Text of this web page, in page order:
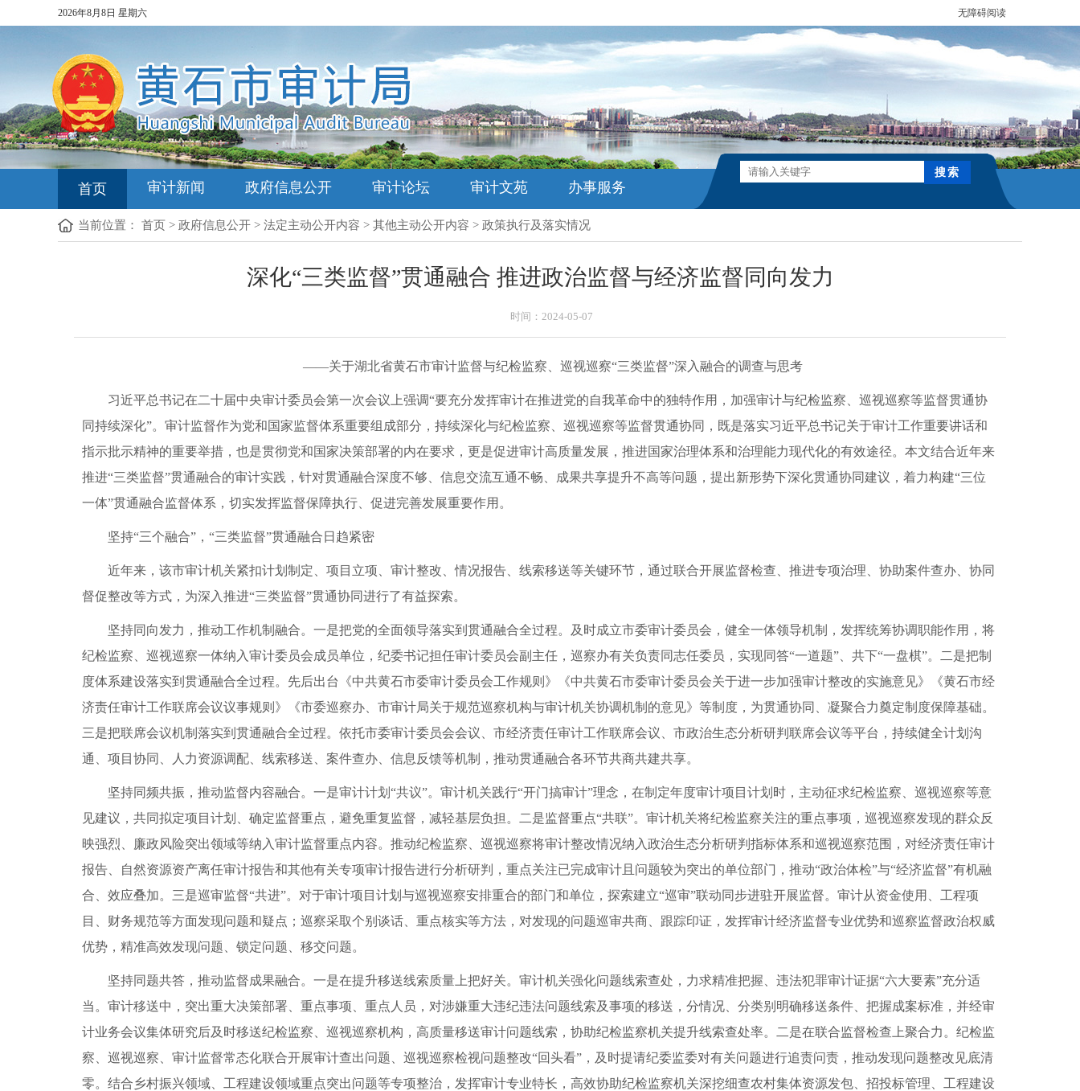
2026年8月8日 星期六 无障碍阅读
首页 审计新闻 政府信息公开 审计论坛 审计文苑 办事服务
当前位置： 首页 > 政府信息公开 > 法定主动公开内容 > 其他主动公开内容 > 政策执行及落实情况
深化“三类监督”贯通融合 推进政治监督与经济监督同向发力
时间：2024-05-07
——关于湖北省黄石市审计监督与纪检监察、巡视巡察“三类监督”深入融合的调查与思考
习近平总书记在二十届中央审计委员会第一次会议上强调“要充分发挥审计在推进党的自我革命中的独特作用，加强审计与纪检监察、巡视巡察等监督贯通协
同持续深化”。审计监督作为党和国家监督体系重要组成部分，持续深化与纪检监察、巡视巡察等监督贯通协同，既是落实习近平总书记关于审计工作重要讲话和
指示批示精神的重要举措，也是贯彻党和国家决策部署的内在要求，更是促进审计高质量发展，推进国家治理体系和治理能力现代化的有效途径。本文结合近年来
推进“三类监督”贯通融合的审计实践，针对贯通融合深度不够、信息交流互通不畅、成果共享提升不高等问题，提出新形势下深化贯通协同建议，着力构建“三位
一体”贯通融合监督体系，切实发挥监督保障执行、促进完善发展重要作用。
坚持“三个融合”，“三类监督”贯通融合日趋紧密
近年来，该市审计机关紧扣计划制定、项目立项、审计整改、情况报告、线索移送等关键环节，通过联合开展监督检查、推进专项治理、协助案件查办、协同
督促整改等方式，为深入推进“三类监督”贯通协同进行了有益探索。
坚持同向发力，推动工作机制融合。一是把党的全面领导落实到贯通融合全过程。及时成立市委审计委员会，健全一体领导机制，发挥统筹协调职能作用，将
纪检监察、巡视巡察一体纳入审计委员会成员单位，纪委书记担任审计委员会副主任，巡察办有关负责同志任委员，实现同答“一道题”、共下“一盘棋”。二是把制
度体系建设落实到贯通融合全过程。先后出台《中共黄石市委审计委员会工作规则》《中共黄石市委审计委员会关于进一步加强审计整改的实施意见》《黄石市经
济责任审计工作联席会议议事规则》《市委巡察办、市审计局关于规范巡察机构与审计机关协调机制的意见》等制度，为贯通协同、凝聚合力奠定制度保障基础。
三是把联席会议机制落实到贯通融合全过程。依托市委审计委员会会议、市经济责任审计工作联席会议、市政治生态分析研判联席会议等平台，持续健全计划沟
通、项目协同、人力资源调配、线索移送、案件查办、信息反馈等机制，推动贯通融合各环节共商共建共享。
坚持同频共振，推动监督内容融合。一是审计计划“共议”。审计机关践行“开门搞审计”理念，在制定年度审计项目计划时，主动征求纪检监察、巡视巡察等意
见建议，共同拟定项目计划、确定监督重点，避免重复监督，减轻基层负担。二是监督重点“共联”。审计机关将纪检监察关注的重点事项，巡视巡察发现的群众反
映强烈、廉政风险突出领域等纳入审计监督重点内容。推动纪检监察、巡视巡察将审计整改情况纳入政治生态分析研判指标体系和巡视巡察范围，对经济责任审计
报告、自然资源资产离任审计报告和其他有关专项审计报告进行分析研判，重点关注已完成审计且问题较为突出的单位部门，推动“政治体检”与“经济监督”有机融
合、效应叠加。三是巡审监督“共进”。对于审计项目计划与巡视巡察安排重合的部门和单位，探索建立“巡审”联动同步进驻开展监督。审计从资金使用、工程项
目、财务规范等方面发现问题和疑点；巡察采取个别谈话、重点核实等方法，对发现的问题巡审共商、跟踪印证，发挥审计经济监督专业优势和巡察监督政治权威
优势，精准高效发现问题、锁定问题、移交问题。
坚持同题共答，推动监督成果融合。一是在提升移送线索质量上把好关。审计机关强化问题线索查处，力求精准把握、违法犯罪审计证据“六大要素”充分适
当。审计移送中，突出重大决策部署、重点事项、重点人员，对涉嫌重大违纪违法问题线索及事项的移送，分情况、分类别明确移送条件、把握成案标准，并经审
计业务会议集体研究后及时移送纪检监察、巡视巡察机构，高质量移送审计问题线索，协助纪检监察机关提升线索查处率。二是在联合监督检查上聚合力。纪检监
察、巡视巡察、审计监督常态化联合开展审计查出问题、巡视巡察检视问题整改“回头看”，及时提请纪委监委对有关问题进行追责问责，推动发现问题整改见底清
零。结合乡村振兴领域、工程建设领域重点突出问题等专项整治，发挥审计专业特长，高效协助纪检监察机关深挖细查农村集体资源发包、招投标管理、工程建设